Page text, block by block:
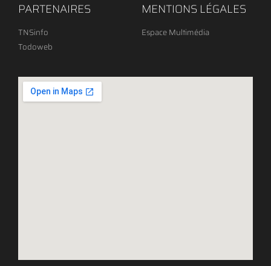
PARTENAIRES
TNSinfo
Todoweb
MENTIONS LÉGALES
Espace Multimédia